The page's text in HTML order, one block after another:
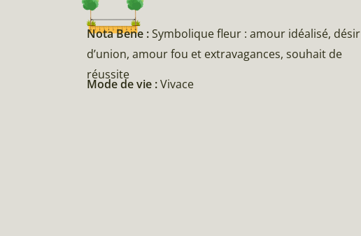
Nota Bene :Symbolique fleur : amour idéalisé, désir
d’union, amour fou et extravagances, souhait de
réussite
Mode de vie :Vivace